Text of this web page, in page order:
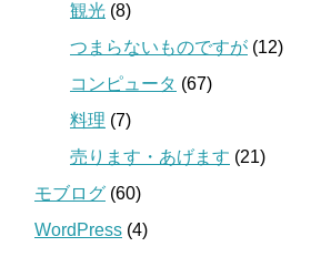
観光 (8)
つまらないものですが (12)
コンピュータ (67)
料理 (7)
売ります・あげます (21)
モブログ (60)
WordPress (4)